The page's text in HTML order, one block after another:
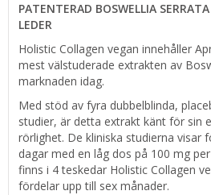
PATENTERAD BOSWELLIA
LEDER
Holistic Collagen vegan innehåller
mest välstuderade extrakten av
marknaden idag.
Med stöd av fyra dubbelblinda,
studier, är detta extrakt känt för sin
rörlighet. De kliniska studierna visar
dagar med en låg dos på 100 mg
finns i 4 teskedar Holistic Collagen
fördelar upp till sex månader.